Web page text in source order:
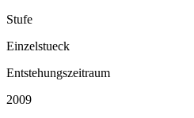
Stufe
Einzelstueck
Entstehungszeitraum
2009